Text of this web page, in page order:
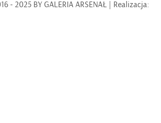
- 2025 BY GALERIA ARSENAŁ | Realizacja: